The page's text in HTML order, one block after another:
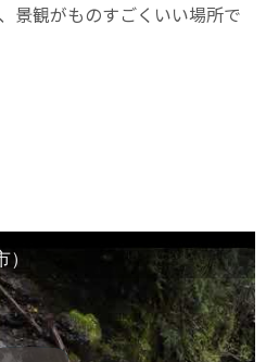
景観がものすごくいい場所で